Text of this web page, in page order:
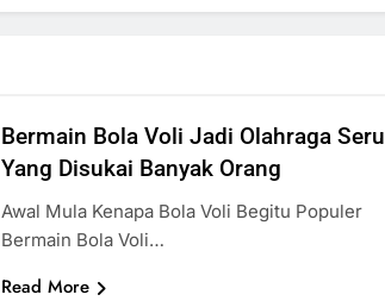
Bermain Bola Voli Jadi Olahraga Seru
Yang Disukai Banyak Orang
Awal Mula Kenapa Bola Voli Begitu Populer
Bermain Bola Voli…
Read More